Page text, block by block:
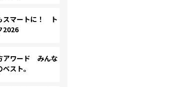
スマートに！ ト
2026
アワード みんな
スト。